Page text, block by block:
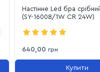
Настінне Led бра
(SY-16008/1W CR 24W)
640,00 грн
Купити